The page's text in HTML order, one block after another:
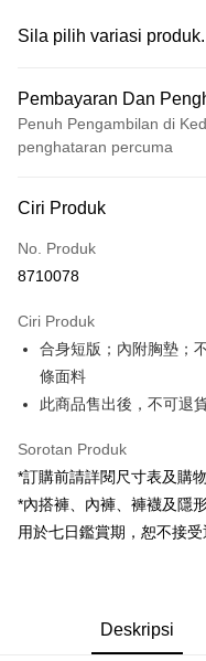
Sila pilih variasi produk.
Pembayaran Dan
Penuh Pengambilan di
penghataran percuma
Kad Kredit (Bayaran Penuh)
Pengambilan di Kedai
Apple Pay
JKOPAY
Deskripsi
[Terma Penggunaan untuk
akan mengarahkan anda
Later selepas pesanan
AFTEE
pengesahan AFTEE akan
2. Anda boleh meneruskan
Pilihan Penghantaran
Ciri Produk
No. Produk
8710078
Ciri Produk
合身短版；內附胸墊；
條面料
此商品售出後，不可退
Sorotan Produk
*訂購前請詳閱尺寸表及購
*內搭褲、內褲、褲襪及隱
用於七日鑑賞期，恕不接受
Deskripsi